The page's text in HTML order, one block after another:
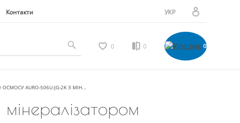
Контакти
УКР
РУС
Особистий кабінет
0 0 0
AURO-506U-JG-2K З МІН...